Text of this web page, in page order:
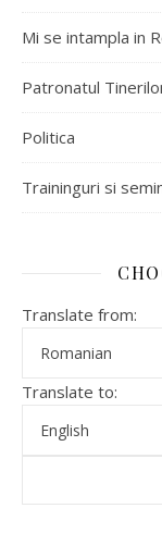
Mi se intampla in
Patronatul
Politica
Traininguri si
Translate from:
Translate to: